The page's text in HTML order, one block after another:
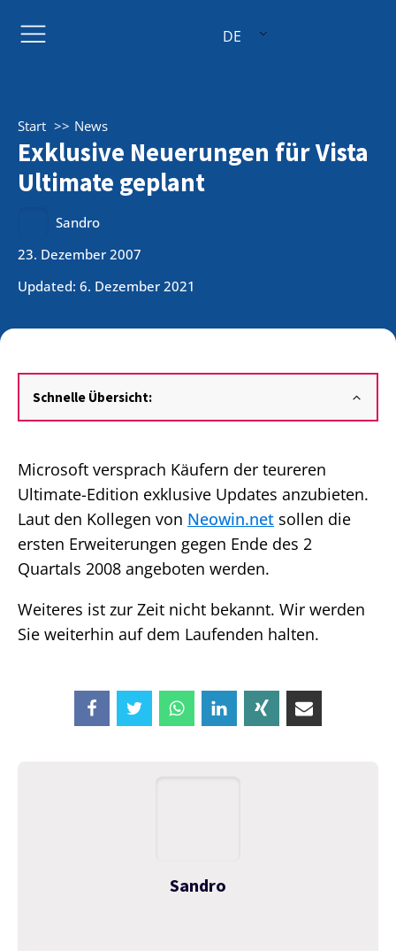
DE
Start News
Exklusive Neuerungen für Vista
Ultimate geplant
Sandro
23. Dezember 2007
Updated: 6. Dezember 2021
Schnelle Übersicht:
Microsoft versprach Käufern der teureren
Ultimate-Edition exklusive Updates anzubieten.
Laut den Kollegen von Neowin.net sollen die
ersten Erweiterungen gegen Ende des 2
Quartals 2008 angeboten werden.
Weiteres ist zur Zeit nicht bekannt. Wir werden
Sie weiterhin auf dem Laufenden halten.
Sandro